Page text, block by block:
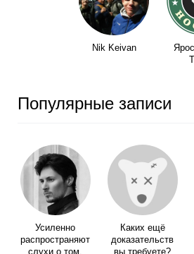
Nik Keivan
Популярные записи
Усиленно
распространяют
слухи о том,
Каких ещё
доказательств
вы требуете?